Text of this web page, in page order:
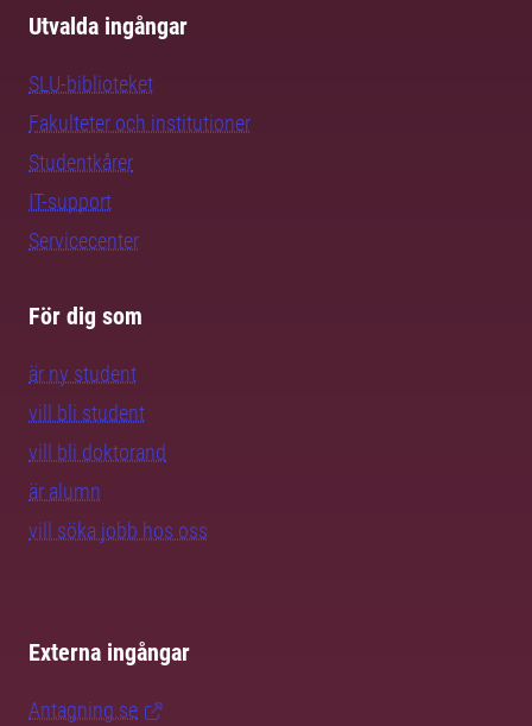
Utvalda ingångar
SLU-biblioteket
Fakulteter och institutioner
Studentkårer
IT-support
Servicecenter
För dig som
är ny student
vill bli student
vill bli doktorand
är alumn
vill söka jobb hos oss
Externa ingångar
Antagning.se